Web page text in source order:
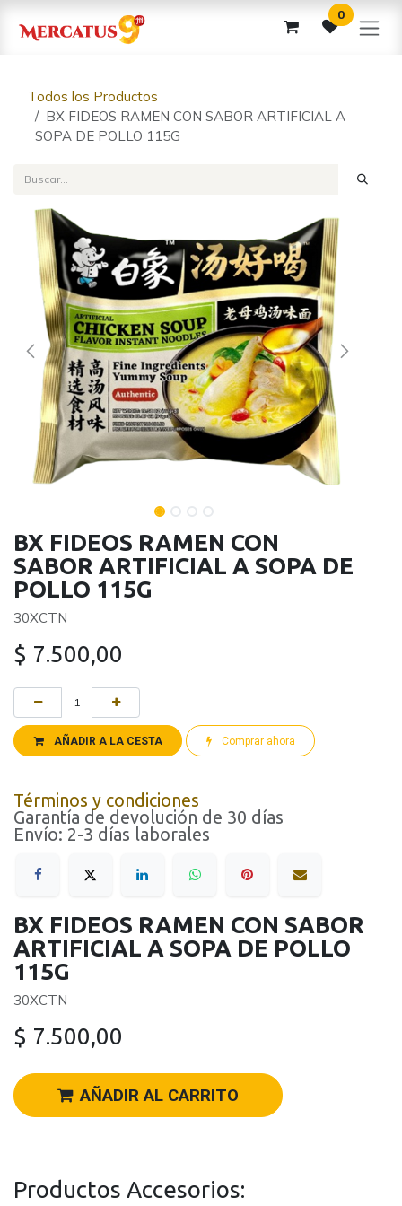
0
Todos los Productos
BX FIDEOS RAMEN CON SABOR ARTIFICIAL A
SOPA DE POLLO 115G
BX FIDEOS RAMEN CON
SABOR ARTIFICIAL A SOPA DE
POLLO 115G
30XCTN
$ 7.500,00
AÑADIR A LA CESTA Comprar ahora
Términos y condiciones
Garantía de devolución de 30 días
Envío: 2-3 días laborales
BX FIDEOS RAMEN CON SABOR
ARTIFICIAL A SOPA DE POLLO
115G
30XCTN
$ 7.500,00
AÑADIR AL CARRITO
Productos Accesorios: